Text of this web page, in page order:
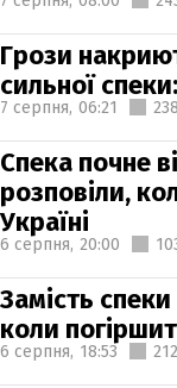
Грози
сильної
7 серпня, 06:21
Спека почне
розповіли,
Україні
6 серпня, 20:00
Замість
коли
6 серпня, 18:53